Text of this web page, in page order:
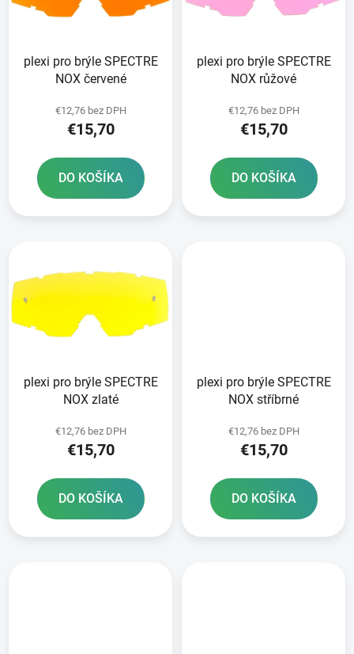
p
plexi pro brýle SPECTRE
NOX červené
€12,76 bez DPH
€15,70
DO KOŠÍKA
plexi pro brýle SPECTRE
NOX růžové
€12,76 bez DPH
€15,70
DO KOŠÍKA
plexi pro brýle SPECTRE
NOX zlaté
€12,76 bez DPH
€15,70
DO KOŠÍKA
plexi pro brýle SPECTRE
NOX stříbrné
€12,76 bez DPH
€15,70
DO KOŠÍKA